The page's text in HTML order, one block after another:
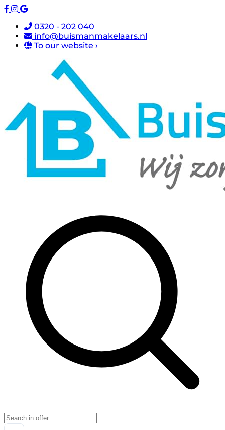
0320 - 202 040
info@buismanmakelaars.nl
To our website ›